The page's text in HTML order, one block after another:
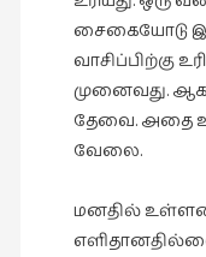
சைகையோடு
வாசிப்பிற்கு
முனைவது.
தேவை. அதை
வேலை.
மனதில்